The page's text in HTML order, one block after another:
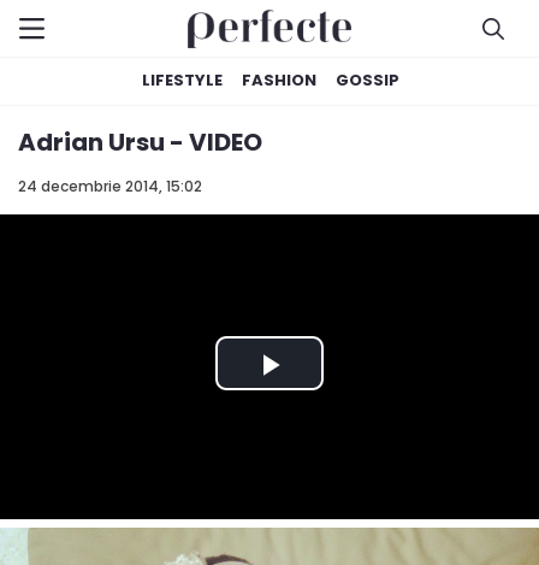
LIFESTYLE FASHION GOSSIP
24 decembrie 2014, 15:02
Adrian Ursu - VIDEO